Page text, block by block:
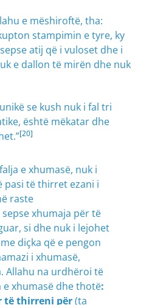
e mëshiroftë, tha:
stampimin e tyre, ky
atij që i vuloset dhe i
e dallon të mirën dhe nuk
se kush nuk i fal tri
është mëkatar dhe
[20]
e xhumasë, nuk i
pasi të thirret ezani i
raste
xhumaja për të
si dhe nuk i lejohet
diçka që e pengon
i xhumasë,
Allahu na urdhëroi të
xhumasë dhe thotë:
të thirreni për(ta